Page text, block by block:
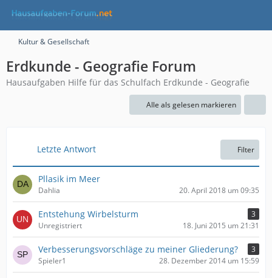
Kultur & Gesellschaft
Erdkunde - Geografie Forum
Hausaufgaben Hilfe für das Schulfach Erdkunde - Geografie
Alle als gelesen markieren
Letzte Antwort Filter
Pllasik im Meer
Dahlia 20. April 2018 um 09:35
Entstehung Wirbelsturm
3
Unregistriert
18. Juni 2015 um 21:31
Verbesserungsvorschläge zu meiner Gliederung?
3
Spieler1
28. Dezember 2014 um 15:59